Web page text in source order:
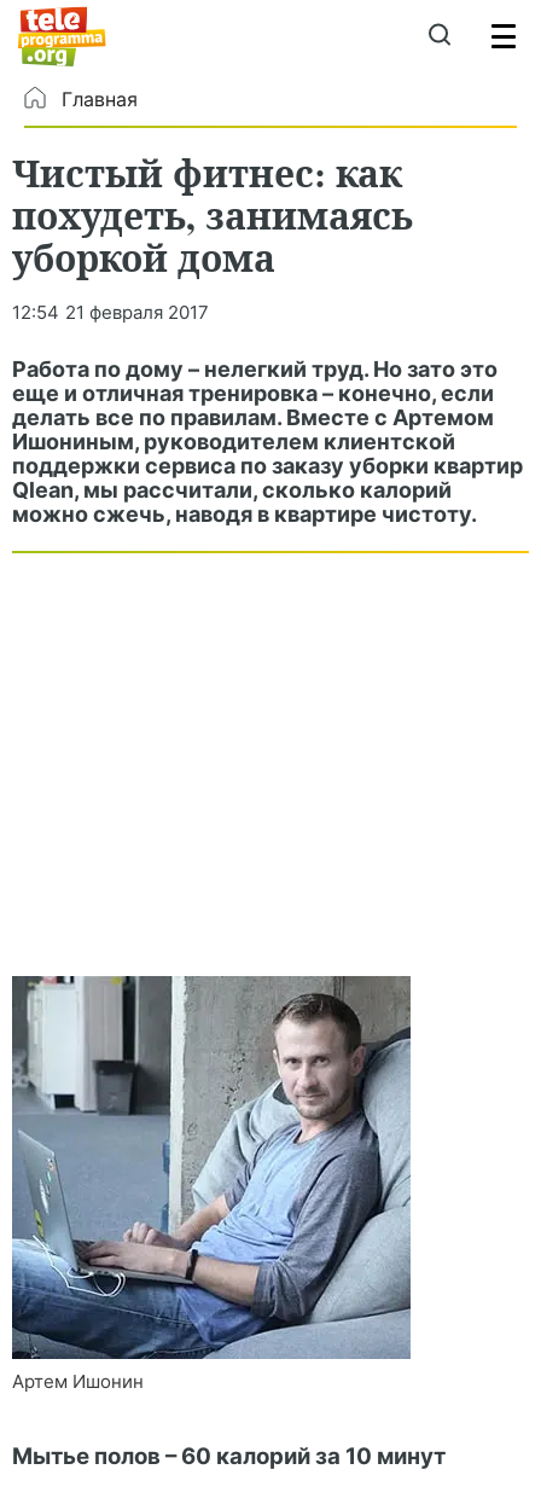
Главная
Чистый фитнес: как
похудеть, занимаясь
уборкой дома
12:54 21 февраля 2017
Работа по дому – нелегкий труд. Но зато это
еще и отличная тренировка – конечно, если
делать все по правилам. Вместе с Артемом
Ишониным, руководителем клиентской
поддержки сервиса по заказу уборки квартир
Qlean, мы рассчитали, сколько калорий
можно сжечь, наводя в квартире чистоту.
Артем Ишонин
Мытье полов – 60 калорий за 10 минут